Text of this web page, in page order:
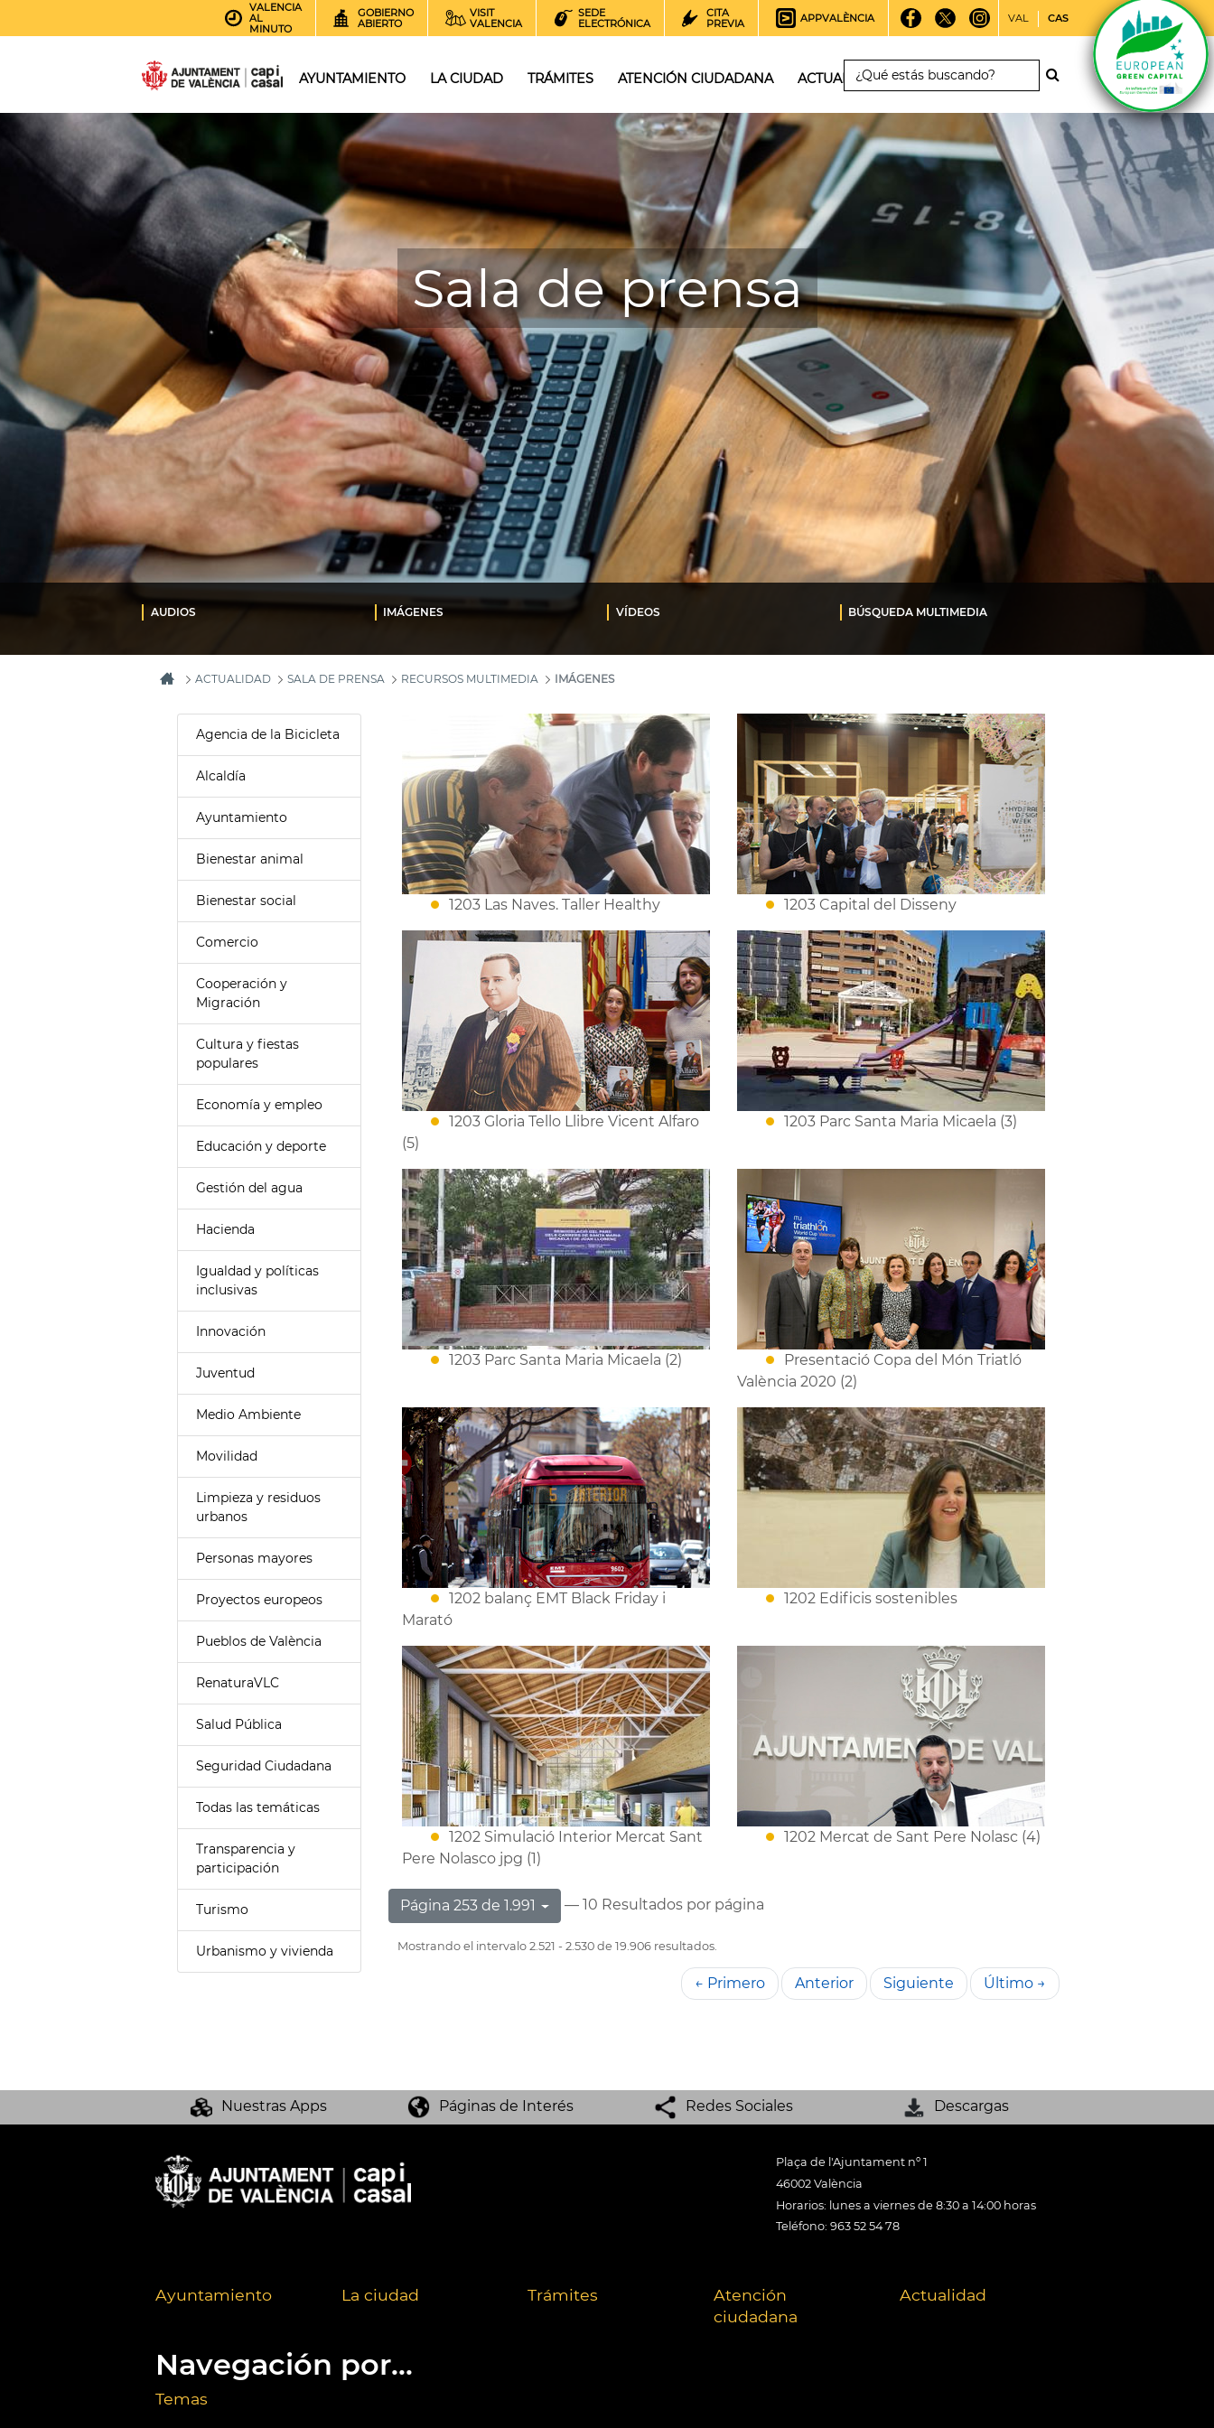
VALENCIA
AL
MINUTO
GOBIERNO
ABIERTO
VISIT
VALENCIA
SEDE
ELECTRÓNICA
CITA
PREVIA
APPVALÈNCIA VAL CAS
AYUNTAMIENTO LA CIUDAD TRÁMITES ATENCIÓN CIUDADANA ACTUALIDAD
Sala de prensa
AUDIOS IMÁGENES VÍDEOS BÚSQUEDA MULTIMEDIA
ACTUALIDAD SALA DE PRENSA RECURSOS MULTIMEDIA IMÁGENES
Agencia de la Bicicleta
Alcaldía
Ayuntamiento
Bienestar animal
Bienestar social
Comercio
Cooperación y
Migración
Cultura y fiestas
populares
Economía y empleo
Educación y deporte
Gestión del agua
Hacienda
Igualdad y políticas
inclusivas
Innovación
Juventud
Medio Ambiente
Movilidad
Limpieza y residuos
urbanos
Personas mayores
Proyectos europeos
Pueblos de València
RenaturaVLC
Salud Pública
Seguridad Ciudadana
Todas las temáticas
Transparencia y
participación
Turismo
Urbanismo y vivienda
1203 Las Naves. Taller Healthy 1203 Capital del Disseny
1203 Gloria Tello Llibre Vicent Alfaro
(5)
1203 Parc Santa Maria Micaela (3)
1203 Parc Santa Maria Micaela (2)
Presentació Copa del Món Triatló
València 2020 (2)
1202 balanç EMT Black Friday i
Marató
1202 Edificis sostenibles
1202 Simulació Interior Mercat Sant
Pere Nolasco jpg (1)
1202 Mercat de Sant Pere Nolasc (4)
Página 253 de 1.991 — 10 Resultados por página
Mostrando el intervalo 2.521 - 2.530 de 19.906 resultados.
← Primero Anterior Siguiente Último →
Nuestras Apps Páginas de Interés Redes Sociales Descargas
Plaça de l'Ajuntament nº 1
46002 València
Horarios: lunes a viernes de 8:30 a 14:00 horas
Teléfono: 963 52 54 78
Ayuntamiento La ciudad Trámites
Atención
ciudadana
Actualidad
Navegación por...
Temas